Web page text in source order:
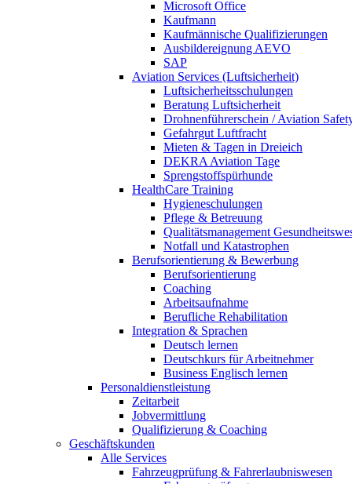
Microsoft Office
Kaufmann
Kaufmännische Qualifizierungen
Ausbildereignung AEVO
SAP
Aviation Services (Luftsicherheit)
Luftsicherheitsschulungen
Beratung Luftsicherheit
Drohnenführerschein / Aviation
Gefahrgut Luftfracht
Mieten & Tagen in Dreieich
DEKRA Aviation Tage
Sprengstoffspürhunde
HealthCare Training
Hygieneschulungen
Pflege & Betreuung
Qualitätsmanagement
Notfall und Katastrophen
Berufsorientierung & Bewerbung
Berufsorientierung
Coaching
Arbeitsaufnahme
Berufliche Rehabilitation
Integration & Sprachen
Deutsch lernen
Deutschkurs für Arbeitnehmer
Business Englisch lernen
Personaldienstleistung
Zeitarbeit
Jobvermittlung
Qualifizierung & Coaching
Geschäftskunden
Alle Services
Fahrzeugprüfung & Fahrerlaubniswesen